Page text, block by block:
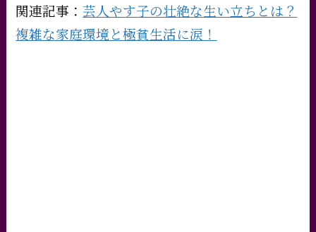
関連記事：芸人やす子の壮絶な生い立ちとは？
複雑な家庭環境と極貧生活に涙！